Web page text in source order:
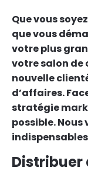
Que vous
que vous
votre plus
votre salon
nouvelle
d’affaires.
stratégie
possible.
Distribuer